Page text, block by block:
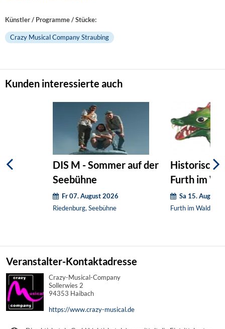
Künstler / Programme / Stücke:
Crazy Musical Company Straubing
Kunden interessierte auch
DIS M - Sommer auf der
Seebühne
Fr 07. August 2026
Riedenburg, Seebühne
Furth im
Sa 15. August
Furth im Wald,
Veranstalter-Kontaktadresse
Crazy-Musical-Company
Sollerwies 2
94353 Haibach
https://www.crazy-musical.de